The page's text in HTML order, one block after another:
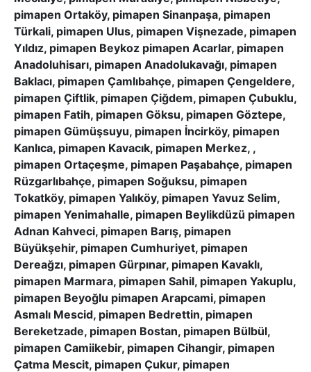
pimapen Ortaköy, pimapen Sinanpaşa, pimapen
Türkali, pimapen Ulus, pimapen Vişnezade, pimapen
Yıldız, pimapen Beykoz pimapen Acarlar, pimapen
Anadoluhisarı, pimapen Anadolukavağı, pimapen
Baklacı, pimapen Çamlıbahçe, pimapen Çengeldere,
pimapen Çiftlik, pimapen Çiğdem, pimapen Çubuklu,
pimapen Fatih, pimapen Göksu, pimapen Göztepe,
pimapen Gümüşsuyu, pimapen İncirköy, pimapen
Kanlıca, pimapen Kavacık, pimapen Merkez, ,
pimapen Ortaçeşme, pimapen Paşabahçe, pimapen
Rüzgarlıbahçe, pimapen Soğuksu, pimapen
Tokatköy, pimapen Yalıköy, pimapen Yavuz Selim,
pimapen Yenimahalle, pimapen Beylikdüzü pimapen
Adnan Kahveci, pimapen Barış, pimapen
Büyükşehir, pimapen Cumhuriyet, pimapen
Dereağzı, pimapen Gürpınar, pimapen Kavaklı,
pimapen Marmara, pimapen Sahil, pimapen Yakuplu,
pimapen Beyoğlu pimapen Arapcami, pimapen
Asmalı Mescid, pimapen Bedrettin, pimapen
Bereketzade, pimapen Bostan, pimapen Bülbül,
pimapen Camiikebir, pimapen Cihangir, pimapen
Çatma Mescit, pimapen Çukur, pimapen